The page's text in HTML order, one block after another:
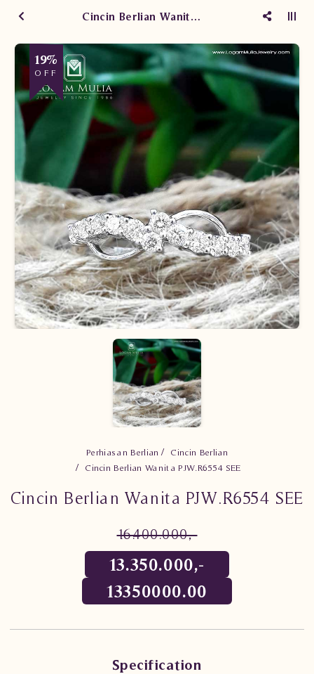
Cincin Berlian Wanita PJW.R6554 SEE
19%
OFF
Perhiasan Berlian
Cincin Berlian
Cincin Berlian Wanita PJW.R6554 SEE
Cincin Berlian Wanita PJW.R6554 SEE
16.400.000,-
13.350.000,-
13350000.00
Specification